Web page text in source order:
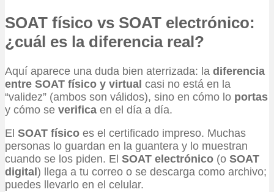
SOAT físico vs SOAT electrónico:
¿cuál es la diferencia real?
Aquí aparece una duda bien aterrizada: la diferencia
entre SOAT físico y virtual casi no está en la
“validez” (ambos son válidos), sino en cómo lo portas
y cómo se verifica en el día a día.
El SOAT físico es el certificado impreso. Muchas
personas lo guardan en la guantera y lo muestran
cuando se los piden. El SOAT electrónico (o SOAT
digital ) llega a tu correo o se descarga como archivo;
puedes llevarlo en el celular.